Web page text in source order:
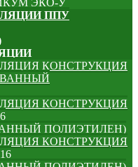
ЭКО-У
ППУ
КОНСТРУКЦИЯ
КОНСТРУКЦИЯ
ПОЛИЭТИЛЕН)
КОНСТРУКЦИЯ